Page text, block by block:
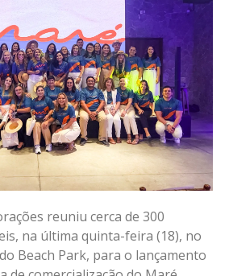
reuniu cerca de 300
na última quinta-feira (18), no
Beach Park, para o lançamento